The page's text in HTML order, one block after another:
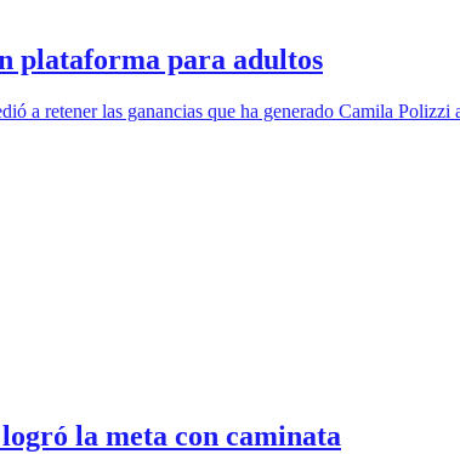
plataforma para adultos
a retener las ganancias que ha generado Camila Polizzi
la meta con caminata